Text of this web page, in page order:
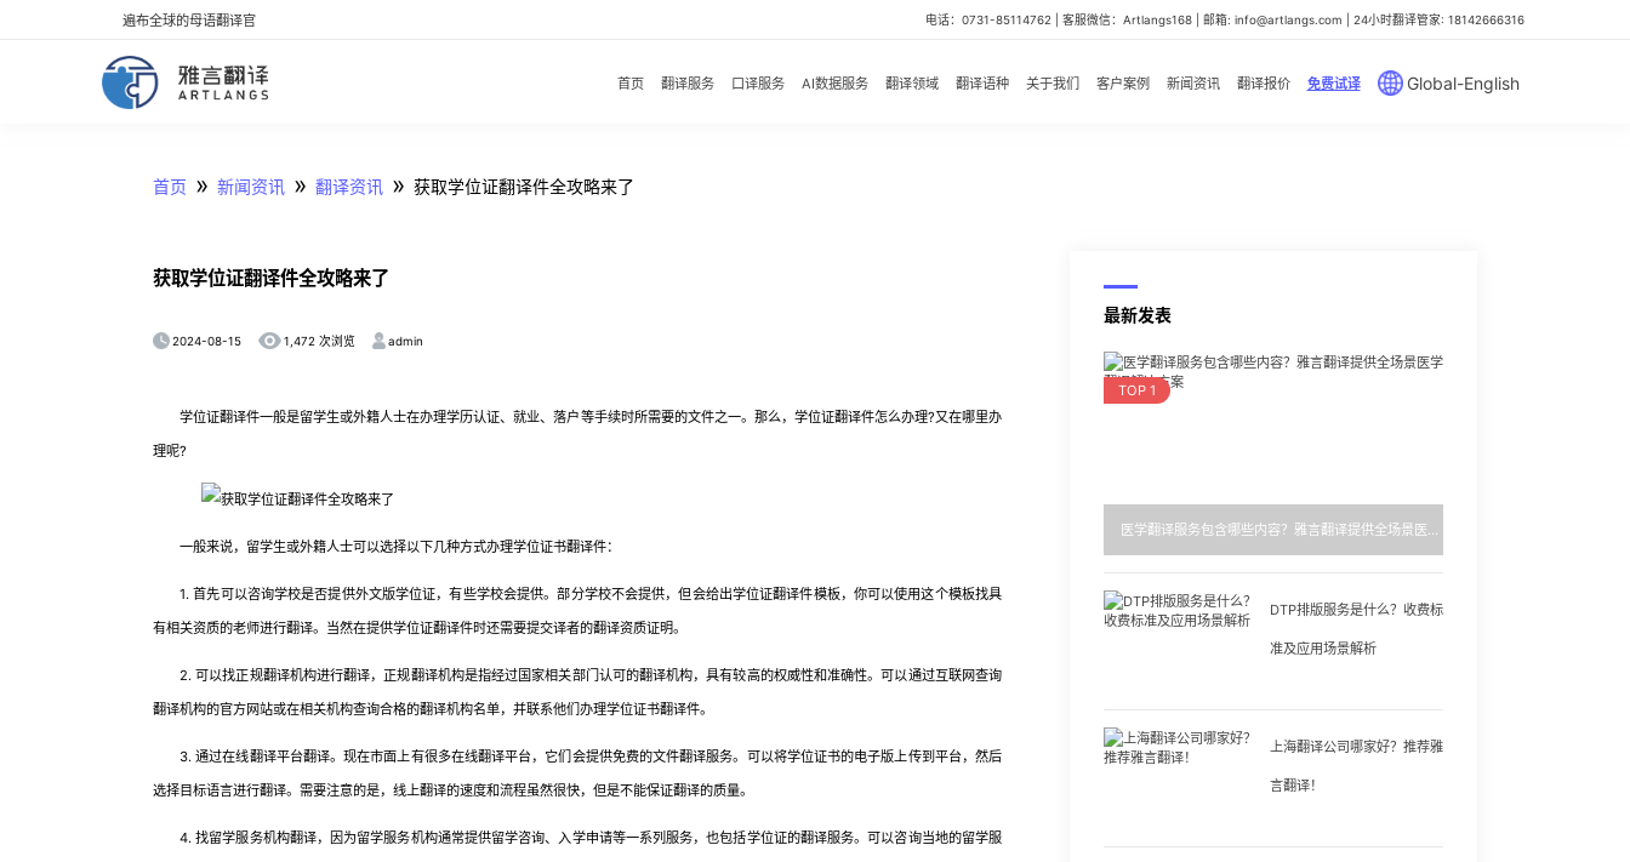
遍布全球的母语翻译官 电话：0731-85114762 | 客服微信：Artlangs168 | 邮箱: info@artlangs.com | 24小时翻译管家: 18142666316
首页 翻译服务 口译服务 AI数据服务 翻译领域 翻译语种 关于我们 客户案例 新闻资讯 翻译报价 免费试译 Global-English
首页 » 新闻资讯 » 翻译资讯 » 获取学位证翻译件全攻略来了
获取学位证翻译件全攻略来了
2024-08-15 1,472 次浏览 admin
学位证翻译件一般是留学生或外籍人士在办理学历认证、就业、落户等手续时所需要的文件之一。那么，学位证翻译件怎么办理?又在哪里办
理呢?
一般来说，留学生或外籍人士可以选择以下几种方式办理学位证书翻译件：
1. 首先可以咨询学校是否提供外文版学位证，有些学校会提供。部分学校不会提供，但会给出学位证翻译件模板，你可以使用这个模板找具
有相关资质的老师进行翻译。当然在提供学位证翻译件时还需要提交译者的翻译资质证明。
2. 可以找正规翻译机构进行翻译，正规翻译机构是指经过国家相关部门认可的翻译机构，具有较高的权威性和准确性。可以通过互联网查询
翻译机构的官方网站或在相关机构查询合格的翻译机构名单，并联系他们办理学位证书翻译件。
3. 通过在线翻译平台翻译。现在市面上有很多在线翻译平台，它们会提供免费的文件翻译服务。可以将学位证书的电子版上传到平台，然后
选择目标语言进行翻译。需要注意的是，线上翻译的速度和流程虽然很快，但是不能保证翻译的质量。
4. 找留学服务机构翻译，因为留学服务机构通常提供留学咨询、入学申请等一系列服务，也包括学位证的翻译服务。可以咨询当地的留学服
最新发表
TOP 1
医学翻译服务包含哪些内容？雅言翻译提供全场景医学翻译解决方案
DTP排版服务是什么？收费标
准及应用场景解析
上海翻译公司哪家好？推荐雅
言翻译！